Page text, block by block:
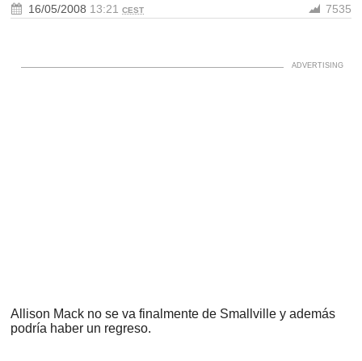
16/05/2008 13:21CEST 7535
Allison Mack no se va finalmente de Smallville y además
podría haber un regreso.